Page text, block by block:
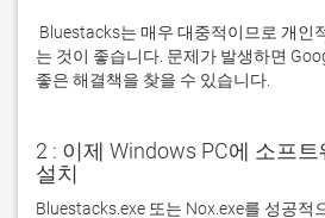
는 것이 좋습니다. 문제가 발생하면
좋은 해결책을 찾을 수 있습니다.
2 : 이제 Windows PC에 소프
설치
Bluestacks.exe 또는 Nox.exe를 성공적